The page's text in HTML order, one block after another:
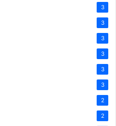
3
3
3
3
3
3
2
2